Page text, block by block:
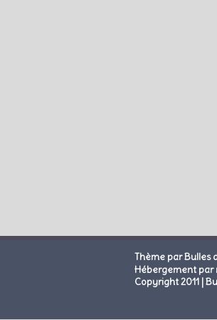
Thème par Bulles
Hébergement par
Copyright 2011 |